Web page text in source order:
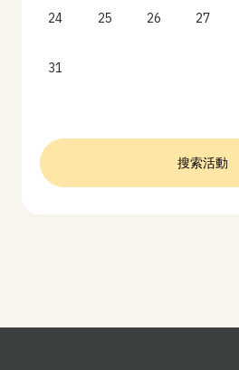
24 25 26 27
31
搜索活動